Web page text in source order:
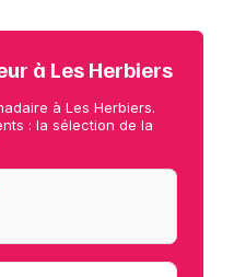
à Les Herbiers
à Les Herbiers.
: la sélection de la